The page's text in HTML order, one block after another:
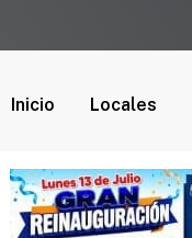
Inicio Locales